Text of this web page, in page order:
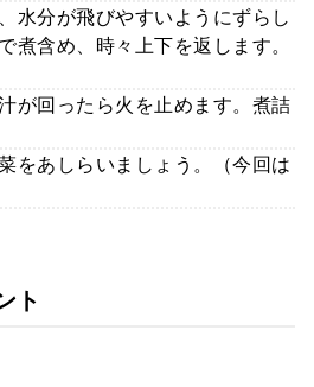
水分が飛びやすいようにずらし
煮含め、時々上下を返します。
が回ったら火を止めます。煮詰
をあしらいましょう。（今回は
ト